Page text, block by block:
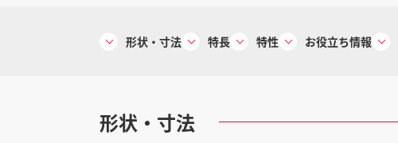
形状・寸法 特長 特性 お役立ち情報
形状・寸法